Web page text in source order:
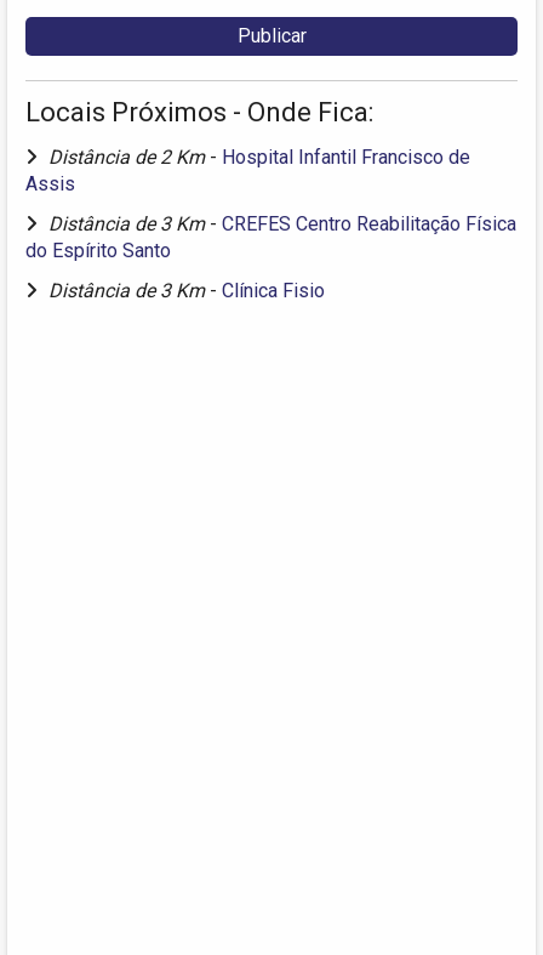
Locais Próximos - Onde Fica:
Distância de 2 Km - Hospital Infantil Francisco de
Assis
Distância de 3 Km - CREFES Centro Reabilitação Física
do Espírito Santo
Distância de 3 Km - Clínica Fisio